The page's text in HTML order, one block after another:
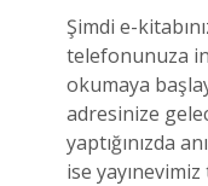
Şimdi e-
telefonunuza
okumaya
adresinize
yaptığınızda
ise